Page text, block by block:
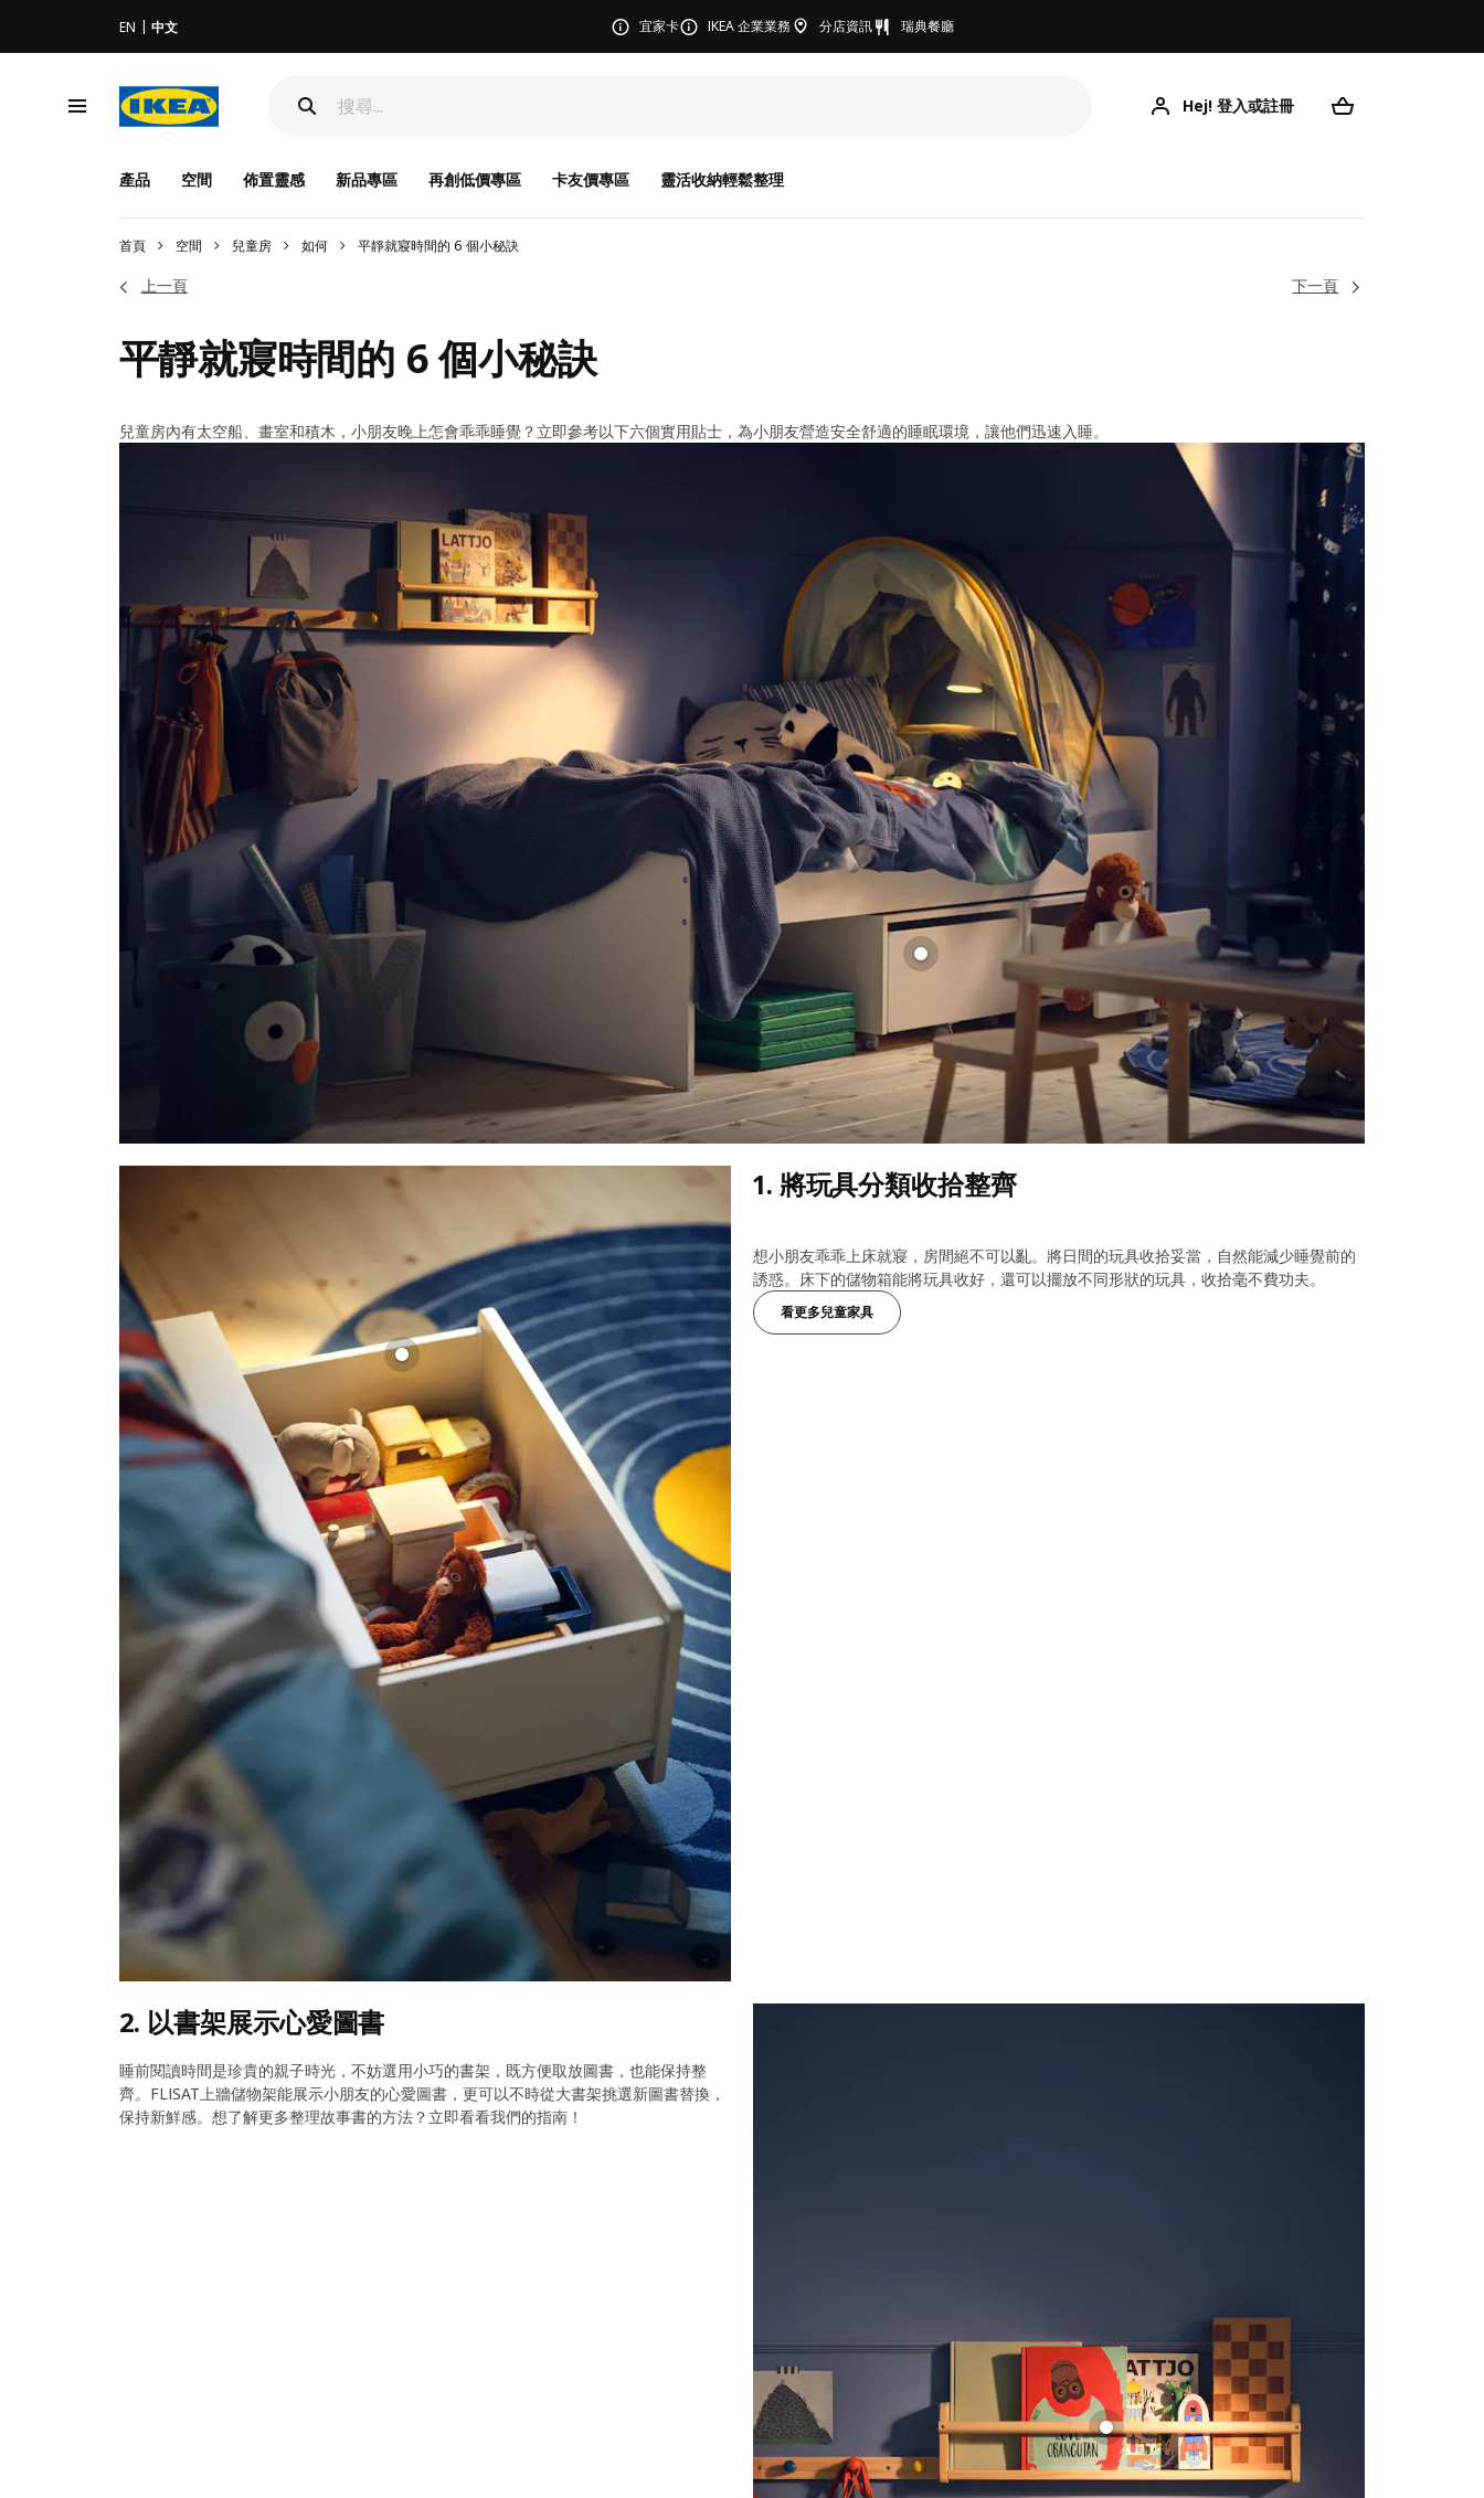
EN 中文 宜家卡 IKEA 企業業務 分店資訊 瑞典餐廳
Hej! 登入或註冊
產品 空間 佈置靈感 新品專區 再創低價專區 卡友價專區 靈活收納輕鬆整理
首頁 空間 兒童房 如何 平靜就寢時間的 6 個小秘訣
上一頁 下一頁
平靜就寢時間的 6 個小秘訣
兒童房內有太空船、畫室和積木，小朋友晚上怎會乖乖睡覺？立即參考以下六個實用貼士，為小朋友營造安全舒適的睡眠環境，讓他們迅速入睡。
1. 將玩具分類收拾整齊
想小朋友乖乖上床就寢，房間絕不可以亂。將日間的玩具收拾妥當，自然能減少睡覺前的
誘惑。床下的儲物箱能將玩具收好，還可以擺放不同形狀的玩具，收拾毫不費功夫。
看更多兒童家具
2. 以書架展示心愛圖書
睡前閱讀時間是珍貴的親子時光，不妨選用小巧的書架，既方便取放圖書，也能保持整
齊。FLISAT上牆儲物架能展示小朋友的心愛圖書，更可以不時從大書架挑選新圖書替換，
保持新鮮感。想了解更多整理故事書的方法？立即看看我們的指南！